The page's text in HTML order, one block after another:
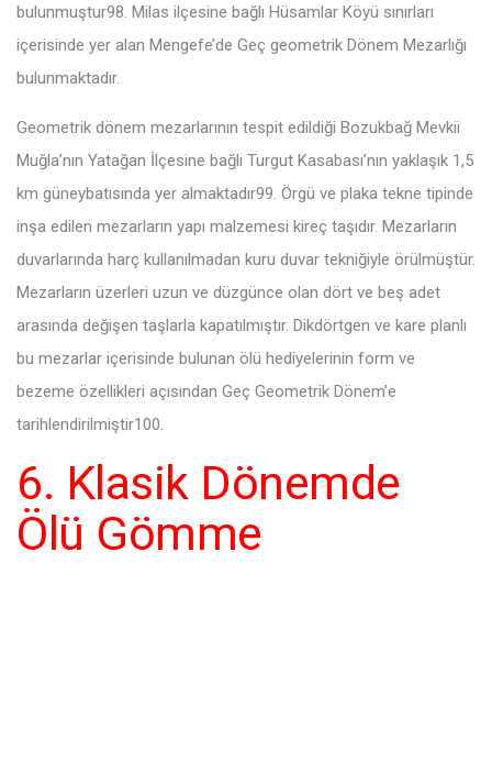
bulunmuştur98. Milas ilçesine bağlı Hüsamlar Köyü sınırları
içerisinde yer alan Mengefe’de Geç geometrik Dönem Mezarlığı
bulunmaktadır.
Geometrik dönem mezarlarının tespit edildiği Bozukbağ Mevkii
Muğla’nın Yatağan İlçesine bağlı Turgut Kasabası’nın yaklaşık 1,5
km güneybatısında yer almaktadır99. Örgü ve plaka tekne tipinde
inşa edilen mezarların yapı malzemesi kireç taşıdır. Mezarların
duvarlarında harç kullanılmadan kuru duvar tekniğiyle örülmüştür.
Mezarların üzerleri uzun ve düzgünce olan dört ve beş adet
arasında değişen taşlarla kapatılmıştır. Dikdörtgen ve kare planlı
bu mezarlar içerisinde bulunan ölü hediyelerinin form ve
bezeme özellikleri açısından Geç Geometrik Dönem’e
tarihlendirilmiştir100.
6. Klasik Dönemde
Ölü Gömme